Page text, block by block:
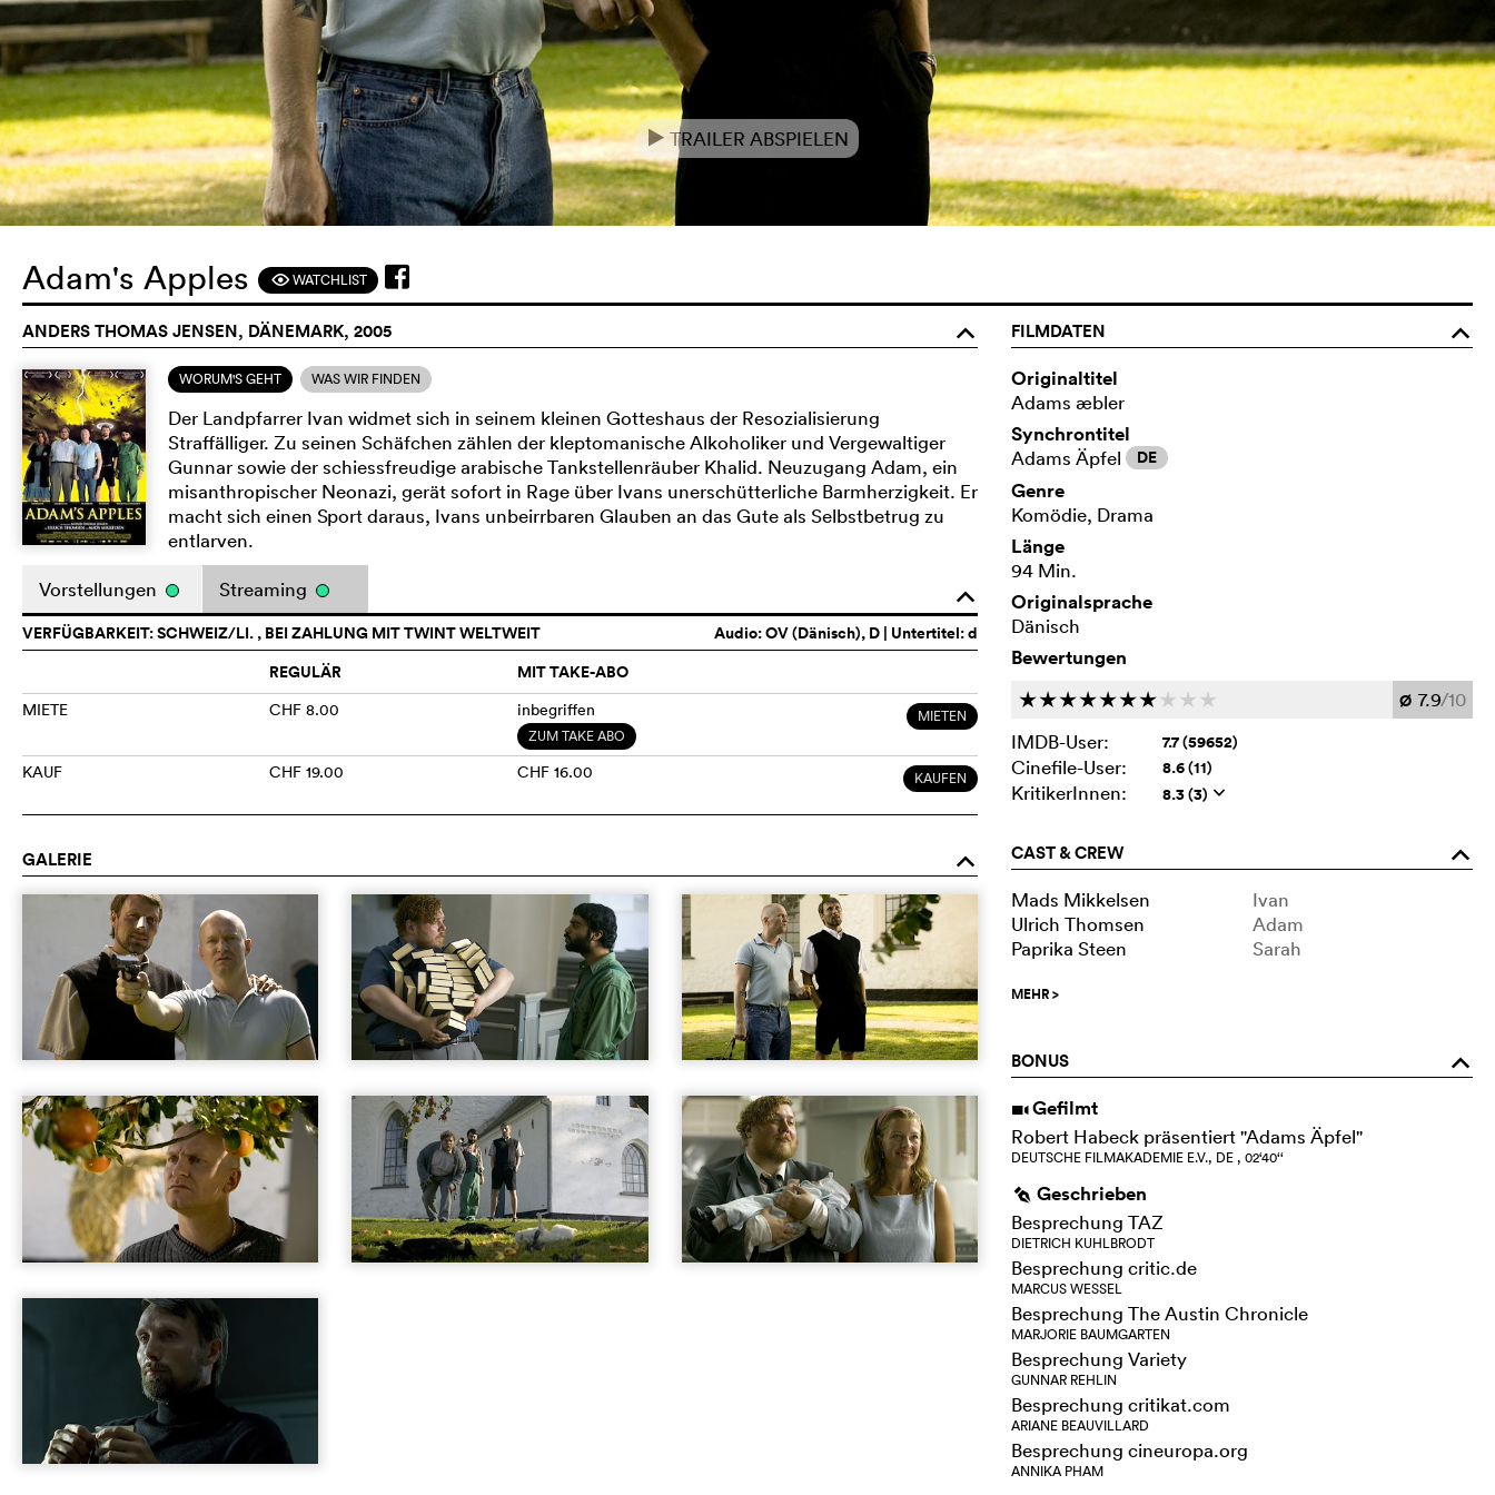
eTRAILER ABSPIELEN
Adam's Apples FWATCHLIST
ANDERS THOMAS JENSEN, DÄNEMARK, 2005 o
WORUM'S GEHT WAS WIR FINDEN
Der Landpfarrer Ivan widmet sich in seinem kleinen Gotteshaus der Resozialisierung
Straffälliger. Zu seinen Schäfchen zählen der kleptomanische Alkoholiker und Vergewaltiger
Gunnar sowie der schiessfreudige arabische Tankstellenräuber Khalid. Neuzugang Adam, ein
misanthropischer Neonazi, gerät sofort in Rage über Ivans unerschütterliche Barmherzigkeit. Er
macht sich einen Sport daraus, Ivans unbeirrbaren Glauben an das Gute als Selbstbetrug zu
entlarven.
o
Vorstellungen Streaming
Audio:OV (Dänisch), D | Untertitel: d
VERFÜGBARKEIT: SCHWEIZ/LI. , BEI ZAHLUNG MIT TWINT WELTWEIT
REGULÄR
MIT TAKE-ABO
MIETE CHF 8.00 inbegriffen
ZUM TAKE ABO
MIETEN
KAUF CHF 19.00 CHF 16.00 KAUFEN
GALERIE o
FILMDATEN
o
Originaltitel
Adams æbler
Synchrontitel
Adams Äpfel DE
Genre
Komödie, Drama
Länge
94 Min.
Originalsprache
Dänisch
Bewertungen
ccccccc c c c Ø 7.9/10
IMDB-User:
7.7 (59652)
Cinefile-User: 8.6 (11)
KritikerInnen: 8.3 (3) q
CAST & CREW o
Mads Mikkelsen
Ivan
Ulrich Thomsen
Adam
Paprika Steen
Sarah
MEHR>
BONUS o
i Gefilmt
Robert Habeck präsentiert "Adams Äpfel"
DEUTSCHE FILMAKADEMIE E.V., DE , 02‘40‘‘
g Geschrieben
Besprechung TAZ
DIETRICH KUHLBRODT
Besprechung critic.de
MARCUS WESSEL
Besprechung The Austin Chronicle
MARJORIE BAUMGARTEN
Besprechung Variety
GUNNAR REHLIN
Besprechung critikat.com
ARIANE BEAUVILLARD
Besprechung cineuropa.org
ANNIKA PHAM